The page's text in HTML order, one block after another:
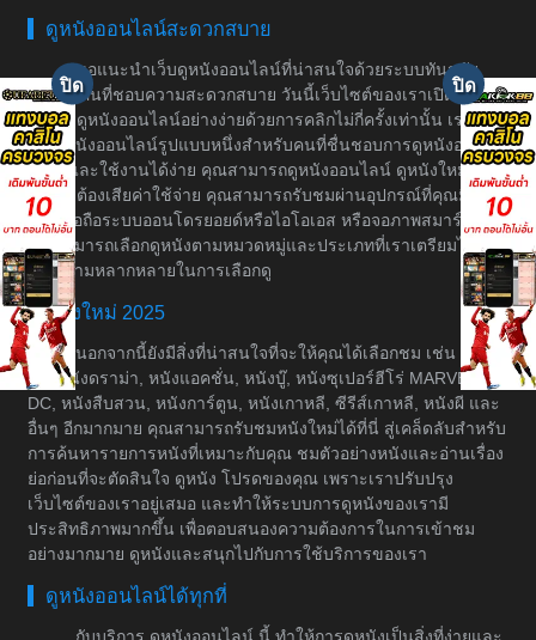
ดูหนังออนไลน์สะดวกสบาย
ขอแนะนำเว็บดูหนังออนไลน์ที่น่าสนใจด้วยระบบทันสมัย
สำหรับคนที่ชอบความสะดวกสบาย วันนี้เว็บไซต์ของเราเปิดให้
บริการดูหนังออนไลน์อย่างง่ายด้วยการคลิกไม่กี่ครั้งเท่านั้น เราเป็น
เว็บดูหนังออนไลน์รูปแบบหนึ่งสำหรับคนที่ชื่นชอบการดูหนังอย่างมี
ระบบและใช้งานได้ง่าย คุณสามารถดูหนังออนไลน์ ดูหนังใหม่ได้
โดยไม่ต้องเสียค่าใช้จ่าย คุณสามารถรับชมผ่านอุปกรณ์ที่คุณมีอยู่
เช่น มือถือระบบออนโดรยอยด์หรือไอโอเอส หรือจอภาพสมาร์ททีวี
คุณสามารถเลือกดูหนังตามหมวดหมู่และประเภทที่เราเตรียมไว้ให้
เพื่อความหลากหลายในการเลือกดู
หนังใหม่ 2025
นอกจากนี้ยังมีสิ่งที่น่าสนใจที่จะให้คุณได้เลือกชม เช่น หนัง
ต่อ, หนังดราม่า, หนังแอคชั่น, หนังบู๊, หนังซุเปอร์ฮีโร่ MARVEL &
DC, หนังสืบสวน, หนังการ์ตูน, หนังเกาหลี, ซีรีส์เกาหลี, หนังผี และ
อื่นๆ อีกมากมาย คุณสามารถรับชมหนังใหม่ได้ที่นี่ สู่เคล็ดลับสำหรับ
การค้นหารายการหนังที่เหมาะกับคุณ ชมตัวอย่างหนังและอ่านเรื่อง
ย่อก่อนที่จะตัดสินใจ ดูหนัง โปรดของคุณ เพราะเราปรับปรุง
เว็บไซต์ของเราอยู่เสมอ และทำให้ระบบการดูหนังของเรามี
ประสิทธิภาพมากขึ้น เพื่อตอบสนองความต้องการในการเข้าชม
อย่างมากมาย ดูหนังและสนุกไปกับการใช้บริการของเรา
ดูหนังออนไลน์ได้ทุกที่